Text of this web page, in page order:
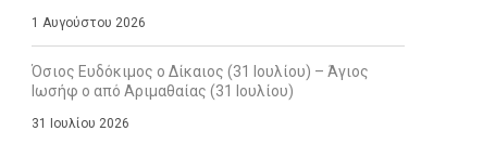
1 Αυγούστου 2026
Όσιος Ευδόκιμος ο Δίκαιος (31 Ιουλίου) – Άγιος
Ιωσήφ ο από Αριμαθαίας (31 Ιουλίου)
31 Ιουλίου 2026